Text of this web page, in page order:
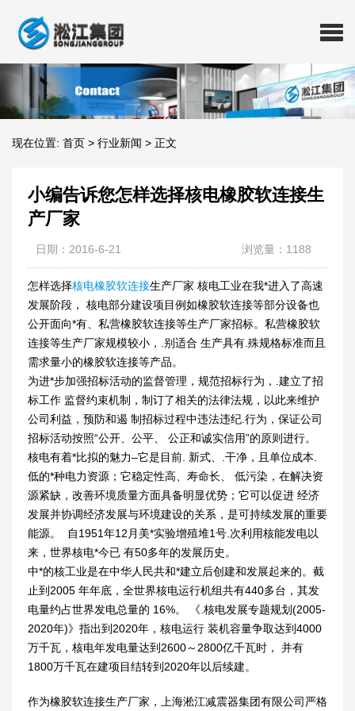
现在位置: 首页 > 行业新闻 > 正文
小编告诉您怎样选择核电橡胶软连接生
产厂家
日期：2016-6-21 浏览量：1188
怎样选择核电橡胶软连接生产厂家 核电工业在我*进入了高速
发展阶段， 核电部分建设项目例如橡胶软连接等部分设备也
公开面向*有、私营橡胶软连接等生产厂家招标。私营橡胶软
连接等生产厂家规模较小，.别适合 生产具有.殊规格标准而且
需求量小的橡胶软连接等产品。
为进*步加强招标活动的监督管理，规范招标行为，.建立了招
标工作 监督约束机制，制订了相关的法律法规，以此来维护
公司利益，预防和遏 制招标过程中违法违纪.行为，保证公司
招标活动按照“公开、公平、 公正和诚实信用”的原则进行。
核电有着*比拟的魅力–它是目前. 新式、.干净，且单位成本.
低的*种电力资源；它稳定性高、寿命长、 低污染，在解决资
源紧缺，改善环境质量方面具备明显优势；它可以促进 经济
发展并协调经济发展与环境建设的关系，是可持续发展的重要
能源。 自1951年12月美*实验增殖堆1号.次利用核能发电以
来，世界核电*今已 有50多年的发展历史。
中*的核工业是在中华人民共和*建立后创建和发展起来的。截
止到2005 年年底，全世界核电运行机组共有440多台，其发
电量约占世界发电总量的 16%。 《.核电发展专题规划(2005-
2020年)》指出到2020年，核电运行 装机容量争取达到4000
万千瓦，核电年发电量达到2600～2800亿千瓦时， 并有
1800万千瓦在建项目结转到2020年以后续建。
作为橡胶软连接生产厂家，上海淞江减震器集团有限公司严格